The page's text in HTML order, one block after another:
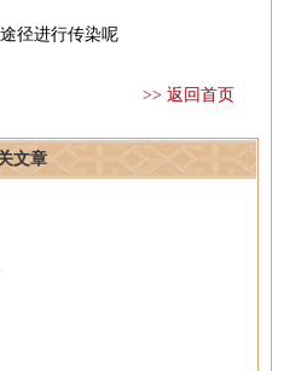
径进行传染呢
>> 返回首页
文章